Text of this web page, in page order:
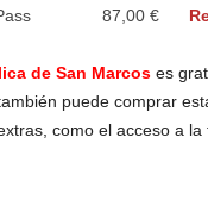
87,00 €
de San Marcos es
puede comprar
como el acceso a la